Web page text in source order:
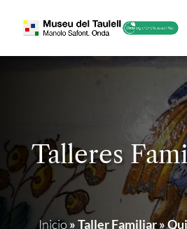
Talleres
Inicio »Taller Familiar »